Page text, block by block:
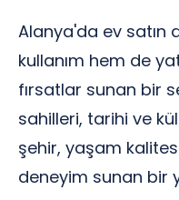
Alanya'da ev satın
kullanım hem de
fırsatlar sunan bir
sahilleri, tarihi ve
şehir, yaşam
deneyim sunan bir